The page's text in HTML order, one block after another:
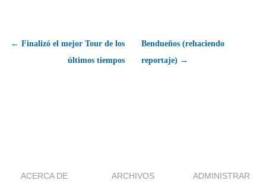
← Finalizó el mejor Tour de los
últimos tiempos
Bendueños (rehaciendo
reportaje) →
ACERCA DE ARCHIVOS ADMINISTRAR